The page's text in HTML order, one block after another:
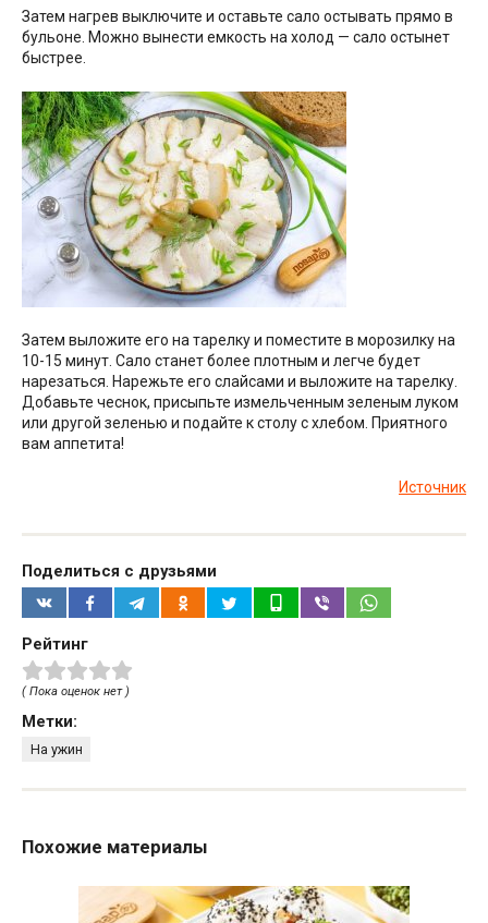
Затем нагрев выключите и оставьте сало остывать прямо в
бульоне. Можно вынести емкость на холод — сало остынет
быстрее.
Затем выложите его на тарелку и поместите в морозилку на
10-15 минут. Сало станет более плотным и легче будет
нарезаться. Нарежьте его слайсами и выложите на тарелку.
Добавьте чеснок, присыпьте измельченным зеленым луком
или другой зеленью и подайте к столу с хлебом. Приятного
вам аппетита!
Источник
Поделиться с друзьями
Рейтинг
( Пока оценок нет )
Метки:
На ужин
Похожие материалы